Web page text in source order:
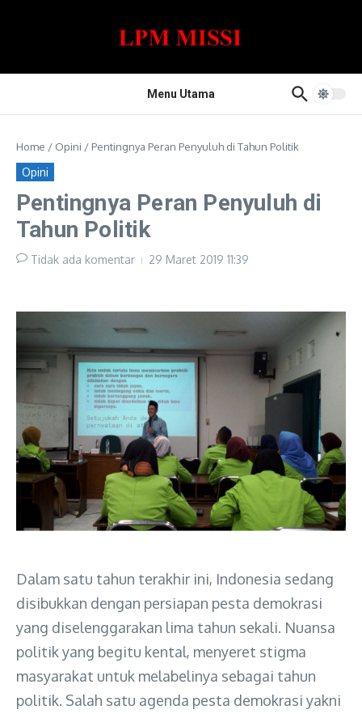
Menu Utama
Home / Opini / Pentingnya Peran Penyuluh di Tahun Politik
Opini
Pentingnya Peran Penyuluh di
Tahun Politik
Tidak ada komentar 29 Maret 2019 11:39
Dalam satu tahun terakhir ini, Indonesia sedang
disibukkan dengan persiapan pesta demokrasi
yang diselenggarakan lima tahun sekali. Nuansa
politik yang begitu kental, menyeret stigma
masyarakat untuk melabelinya sebagai tahun
politik. Salah satu agenda pesta demokrasi yakni